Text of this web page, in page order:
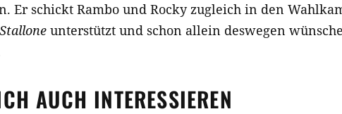
Er schickt Rambo und Rocky zugleich in den
unterstützt und schon allein deswegen
AUCH INTERESSIEREN